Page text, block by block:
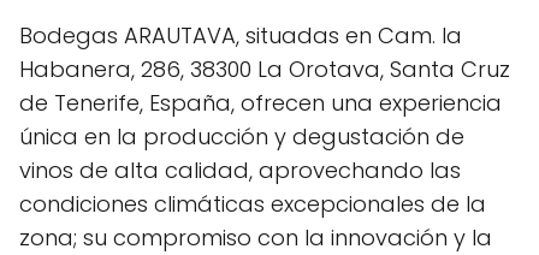
Bodegas ARAUTAVA, situadas en Cam. la
Habanera, 286, 38300 La Orotava, Santa Cruz
de Tenerife, España, ofrecen una experiencia
única en la producción y degustación de
vinos de alta calidad, aprovechando las
condiciones climáticas excepcionales de la
zona; su compromiso con la innovación y la